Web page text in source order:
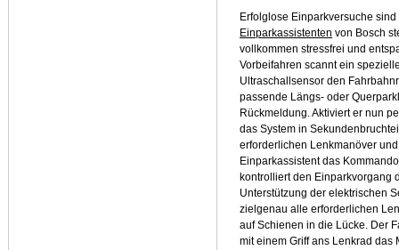
Erfolglose Einparkversuche
Einparkassistenten von Bosch
vollkommen stressfrei und
Vorbeifahren scannt ein
Ultraschallsensor den
passende Längs- oder
Rückmeldung. Aktiviert er nun
das System in
erforderlichen Lenkmanöver
Einparkassistent das
kontrolliert den Einparkvorgang
Unterstützung der elektrischen
zielgenau alle erforderlichen
auf Schienen in die Lücke. Der
mit einem Griff ans Lenkrad das